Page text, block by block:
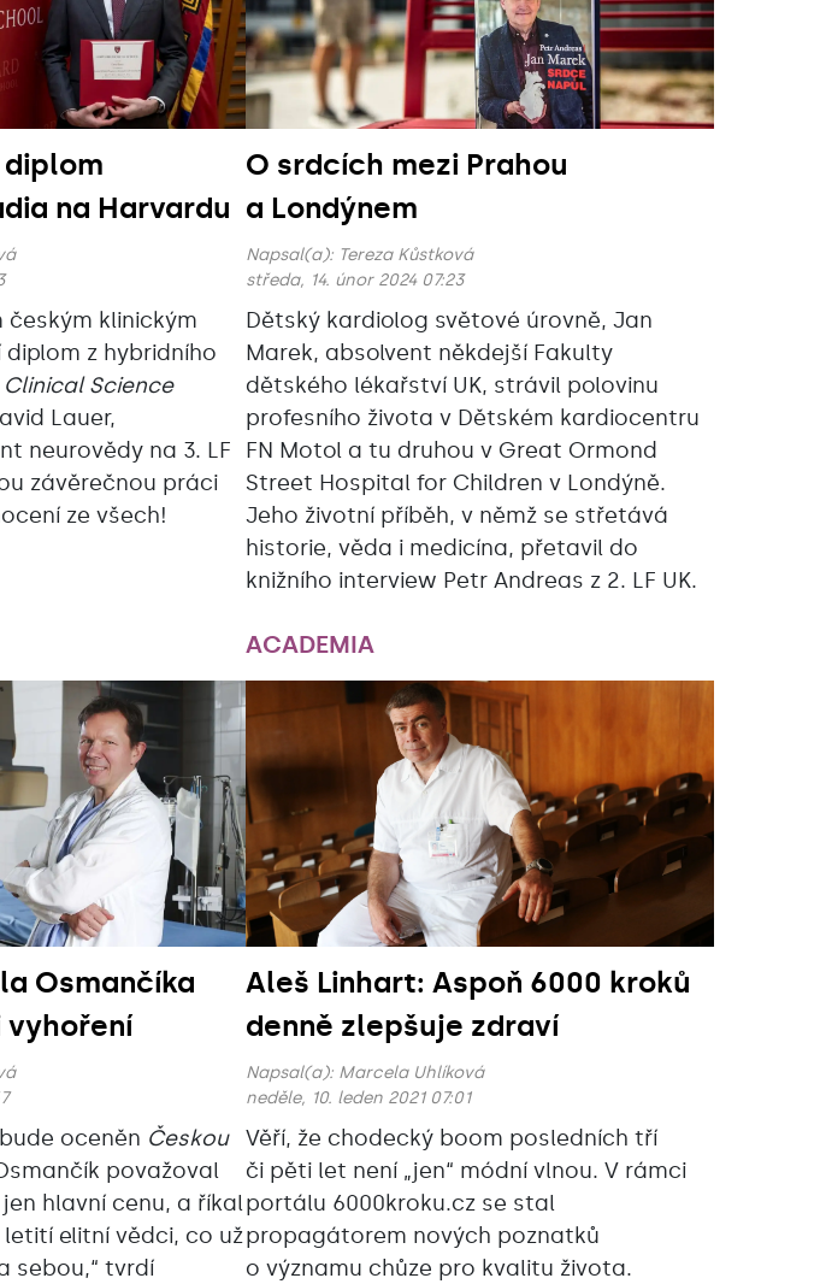
diplom
na Harvardu
českým klinickým
z hybridního
Clinical Science
Lauer,
neurovědy na 3. LF
závěrečnou práci
ze všech!
O srdcích mezi Prahou
a Londýnem
Napsal(a): Tereza Kůstková
středa, 14. únor 2024 07:23
Dětský kardiolog světové úrovně, Jan
Marek, absolvent někdejší Fakulty
dětského lékařství UK, strávil polovinu
profesního života v Dětském kardiocentru
FN Motol a tu druhou v Great Ormond
Street Hospital for Children v Londýně.
Jeho životní příběh, v němž se střetává
historie, věda i medicína, přetavil do
knižního interview Petr Andreas z 2. LF UK.
Osmančíka
oceněn Českou
považoval
hlavní cenu, a říkal
elitní vědci, co už
sebou,“ tvrdí
ACADEMIA
Aleš Linhart: Aspoň 6000 kroků
denně zlepšuje zdraví
Napsal(a): Marcela Uhlíková
neděle, 10. leden 2021 07:01
Věří, že chodecký boom posledních tří
či pěti let není „jen“ módní vlnou. V rámci
portálu 6000kroku.cz se stal
propagátorem nových poznatků
o významu chůze pro kvalitu života.